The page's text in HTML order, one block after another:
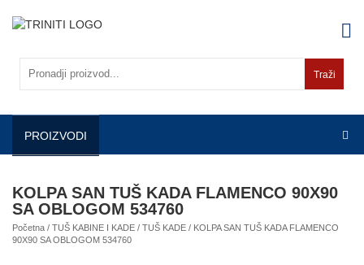
Traži
PROIZVODI
KOLPA SAN TUŠ KADA FLAMENCO 90X90
SA OBLOGOM 534760
Početna / TUŠ KABINE I KADE / TUŠ KADE / KOLPA SAN TUŠ KADA FLAMENCO
90X90 SA OBLOGOM 534760